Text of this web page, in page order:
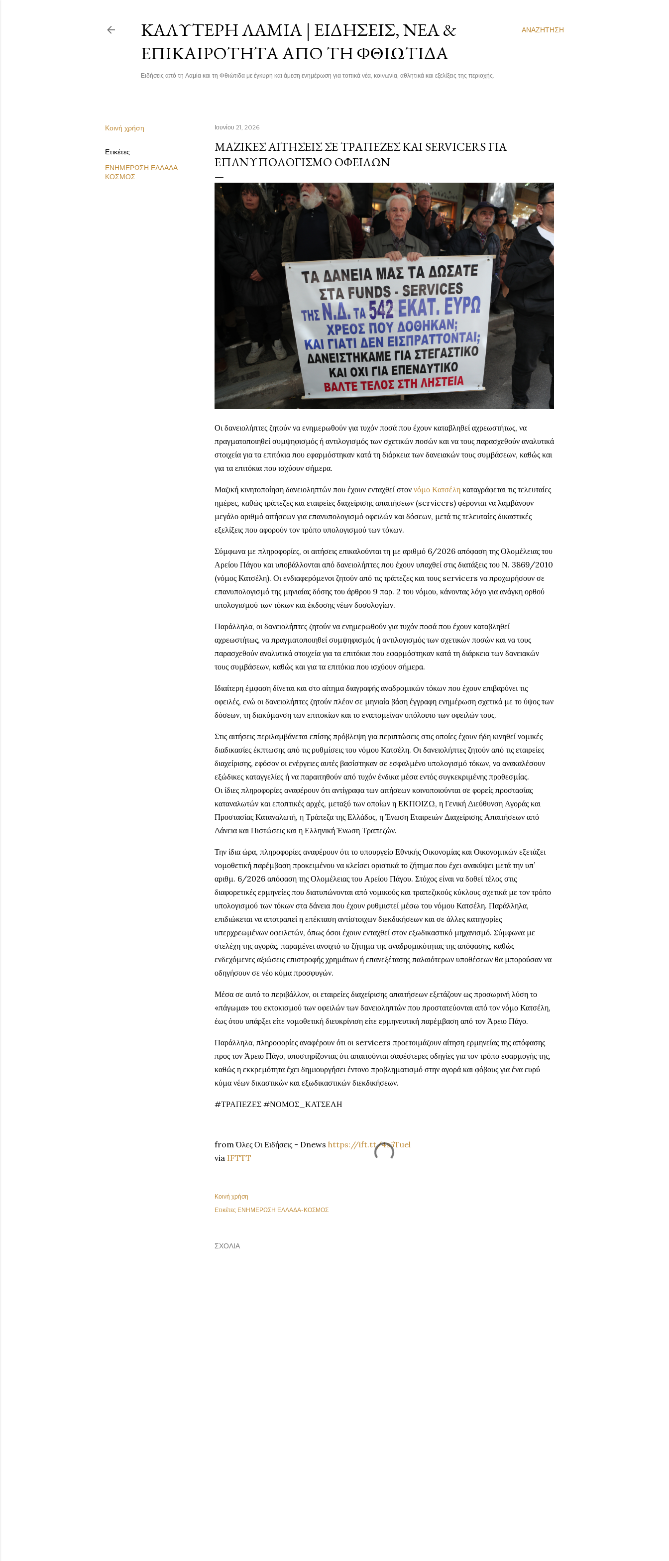
ΑΝΑΖΉΤΗΣΗ
ΚΑΛΎΤΕΡΗ ΛΑΜΊΑ | ΕΙΔΉΣΕΙΣ, ΝΈΑ &
ΕΠΙΚΑΙΡΌΤΗΤΑ ΑΠΌ ΤΗ ΦΘΙΏΤΙΔΑ
Ειδήσεις από τη Λαμία και τη Φθιώτιδα με έγκυρη και άμεση ενημέρωση για τοπικά νέα, κοινωνία, αθλητικά και εξελίξεις της περιοχής.
Κοινή χρήση
Ετικέτες
ΕΝΗΜΕΡΩΣΗ ΕΛΛΑΔΑ-
ΚΟΣΜΟΣ
Ιουνίου 21, 2026
ΜΑΖΙΚΈΣ ΑΙΤΉΣΕΙΣ ΣΕ ΤΡΆΠΕΖΕΣ ΚΑΙ SERVICERS ΓΙΑ
ΕΠΑΝΥΠΟΛΟΓΙΣΜΌ ΟΦΕΙΛΏΝ
Οι δανειολήπτες ζητούν να ενημερωθούν για τυχόν ποσά που έχουν καταβληθεί αχρεωστήτως, να
πραγματοποιηθεί συμψηφισμός ή αντιλογισμός των σχετικών ποσών και να τους παρασχεθούν αναλυτικά
στοιχεία για τα επιτόκια που εφαρμόστηκαν κατά τη διάρκεια των δανειακών τους συμβάσεων, καθώς και
για τα επιτόκια που ισχύουν σήμερα.
Μαζική κινητοποίηση δανειοληπτών που έχουν ενταχθεί στον νόμο Κατσέλη καταγράφεται τις τελευταίες
ημέρες, καθώς τράπεζες και εταιρείες διαχείρισης απαιτήσεων (servicers) φέρονται να λαμβάνουν
μεγάλο αριθμό αιτήσεων για επανυπολογισμό οφειλών και δόσεων, μετά τις τελευταίες δικαστικές
εξελίξεις που αφορούν τον τρόπο υπολογισμού των τόκων.
Σύμφωνα με πληροφορίες, οι αιτήσεις επικαλούνται τη με αριθμό 6/2026 απόφαση της Ολομέλειας του
Αρείου Πάγου και υποβάλλονται από δανειολήπτες που έχουν υπαχθεί στις διατάξεις του Ν. 3869/2010
(νόμος Κατσέλη). Οι ενδιαφερόμενοι ζητούν από τις τράπεζες και τους servicers να προχωρήσουν σε
επανυπολογισμό της μηνιαίας δόσης του άρθρου 9 παρ. 2 του νόμου, κάνοντας λόγο για ανάγκη ορθού
υπολογισμού των τόκων και έκδοσης νέων δοσολογίων.
Παράλληλα, οι δανειολήπτες ζητούν να ενημερωθούν για τυχόν ποσά που έχουν καταβληθεί
αχρεωστήτως, να πραγματοποιηθεί συμψηφισμός ή αντιλογισμός των σχετικών ποσών και να τους
παρασχεθούν αναλυτικά στοιχεία για τα επιτόκια που εφαρμόστηκαν κατά τη διάρκεια των δανειακών
τους συμβάσεων, καθώς και για τα επιτόκια που ισχύουν σήμερα.
Ιδιαίτερη έμφαση δίνεται και στο αίτημα διαγραφής αναδρομικών τόκων που έχουν επιβαρύνει τις
οφειλές, ενώ οι δανειολήπτες ζητούν πλέον σε μηνιαία βάση έγγραφη ενημέρωση σχετικά με το ύψος των
δόσεων, τη διακύμανση των επιτοκίων και το εναπομείναν υπόλοιπο των οφειλών τους.
Στις αιτήσεις περιλαμβάνεται επίσης πρόβλεψη για περιπτώσεις στις οποίες έχουν ήδη κινηθεί νομικές
διαδικασίες έκπτωσης από τις ρυθμίσεις του νόμου Κατσέλη. Οι δανειολήπτες ζητούν από τις εταιρείες
διαχείρισης, εφόσον οι ενέργειες αυτές βασίστηκαν σε εσφαλμένο υπολογισμό τόκων, να ανακαλέσουν
εξώδικες καταγγελίες ή να παραιτηθούν από τυχόν ένδικα μέσα εντός συγκεκριμένης προθεσμίας.
Οι ίδιες πληροφορίες αναφέρουν ότι αντίγραφα των αιτήσεων κοινοποιούνται σε φορείς προστασίας
καταναλωτών και εποπτικές αρχές, μεταξύ των οποίων η ΕΚΠΟΙΖΩ, η Γενική Διεύθυνση Αγοράς και
Προστασίας Καταναλωτή, η Τράπεζα της Ελλάδος, η Ένωση Εταιρειών Διαχείρισης Απαιτήσεων από
Δάνεια και Πιστώσεις και η Ελληνική Ένωση Τραπεζών.
Την ίδια ώρα, πληροφορίες αναφέρουν ότι το υπουργείο Εθνικής Οικονομίας και Οικονομικών εξετάζει
νομοθετική παρέμβαση προκειμένου να κλείσει οριστικά το ζήτημα που έχει ανακύψει μετά την υπ’
αριθμ. 6/2026 απόφαση της Ολομέλειας του Αρείου Πάγου. Στόχος είναι να δοθεί τέλος στις
διαφορετικές ερμηνείες που διατυπώνονται από νομικούς και τραπεζικούς κύκλους σχετικά με τον τρόπο
υπολογισμού των τόκων στα δάνεια που έχουν ρυθμιστεί μέσω του νόμου Κατσέλη. Παράλληλα,
επιδιώκεται να αποτραπεί η επέκταση αντίστοιχων διεκδικήσεων και σε άλλες κατηγορίες
υπερχρεωμένων οφειλετών, όπως όσοι έχουν ενταχθεί στον εξωδικαστικό μηχανισμό. Σύμφωνα με
στελέχη της αγοράς, παραμένει ανοιχτό το ζήτημα της αναδρομικότητας της απόφασης, καθώς
ενδεχόμενες αξιώσεις επιστροφής χρημάτων ή επανεξέτασης παλαιότερων υποθέσεων θα μπορούσαν να
οδηγήσουν σε νέο κύμα προσφυγών.
Μέσα σε αυτό το περιβάλλον, οι εταιρείες διαχείρισης απαιτήσεων εξετάζουν ως προσωρινή λύση το
«πάγωμα» του εκτοκισμού των οφειλών των δανειοληπτών που προστατεύονται από τον νόμο Κατσέλη,
έως ότου υπάρξει είτε νομοθετική διευκρίνιση είτε ερμηνευτική παρέμβαση από τον Άρειο Πάγο.
Παράλληλα, πληροφορίες αναφέρουν ότι οι servicers προετοιμάζουν αίτηση ερμηνείας της απόφασης
προς τον Άρειο Πάγο, υποστηρίζοντας ότι απαιτούνται σαφέστερες οδηγίες για τον τρόπο εφαρμογής της,
καθώς η εκκρεμότητα έχει δημιουργήσει έντονο προβληματισμό στην αγορά και φόβους για ένα ευρύ
κύμα νέων δικαστικών και εξωδικαστικών διεκδικήσεων.
#ΤΡΑΠΕΖΕΣ #ΝΟΜΟΣ_ΚΑΤΣΕΛΗ
from Όλες Οι Ειδήσεις - Dnews https://ift.tt/4s5Tuel
via IFTTT
Κοινή χρήση
Ετικέτες ΕΝΗΜΕΡΩΣΗ ΕΛΛΑΔΑ-ΚΟΣΜΟΣ
ΣΧΌΛΙΑ